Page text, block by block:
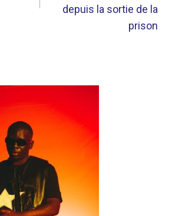
depuis la sortie de la
prison